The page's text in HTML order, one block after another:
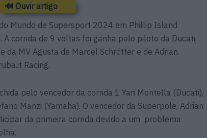
🔊 Ouvir artigo
Mundo de Supersport 2024 em Phillip Island
A corrida de 9 voltas foi ganha pelo piloto da Ducati,
da MV Agusta de Marcel Schrötter e de Adrian
Racing.
pelo vencedor da corrida 1 Yari Montella (Ducati),
Manzi (Yamaha). O vencedor da Superpole, Adrian
da primeira corrida devido a um problema